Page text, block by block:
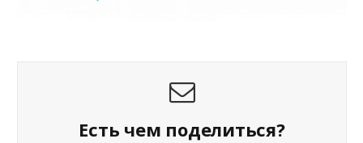
Есть чем поделиться?